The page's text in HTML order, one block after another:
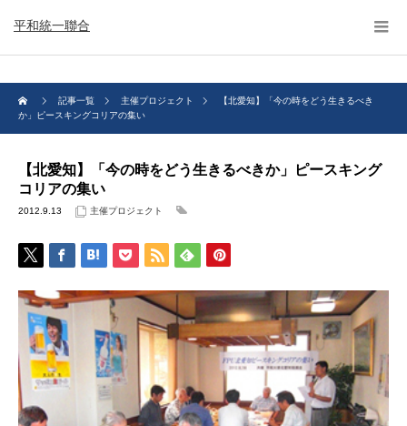
平和統一聯合
記事一覧 主催プロジェクト
【北愛知】「今の時をどう生きるべき
か」ピースキングコリアの集い
【北愛知】「今の時をどう生きるべきか」ピースキング
コリアの集い
2012.9.13 主催プロジェクト